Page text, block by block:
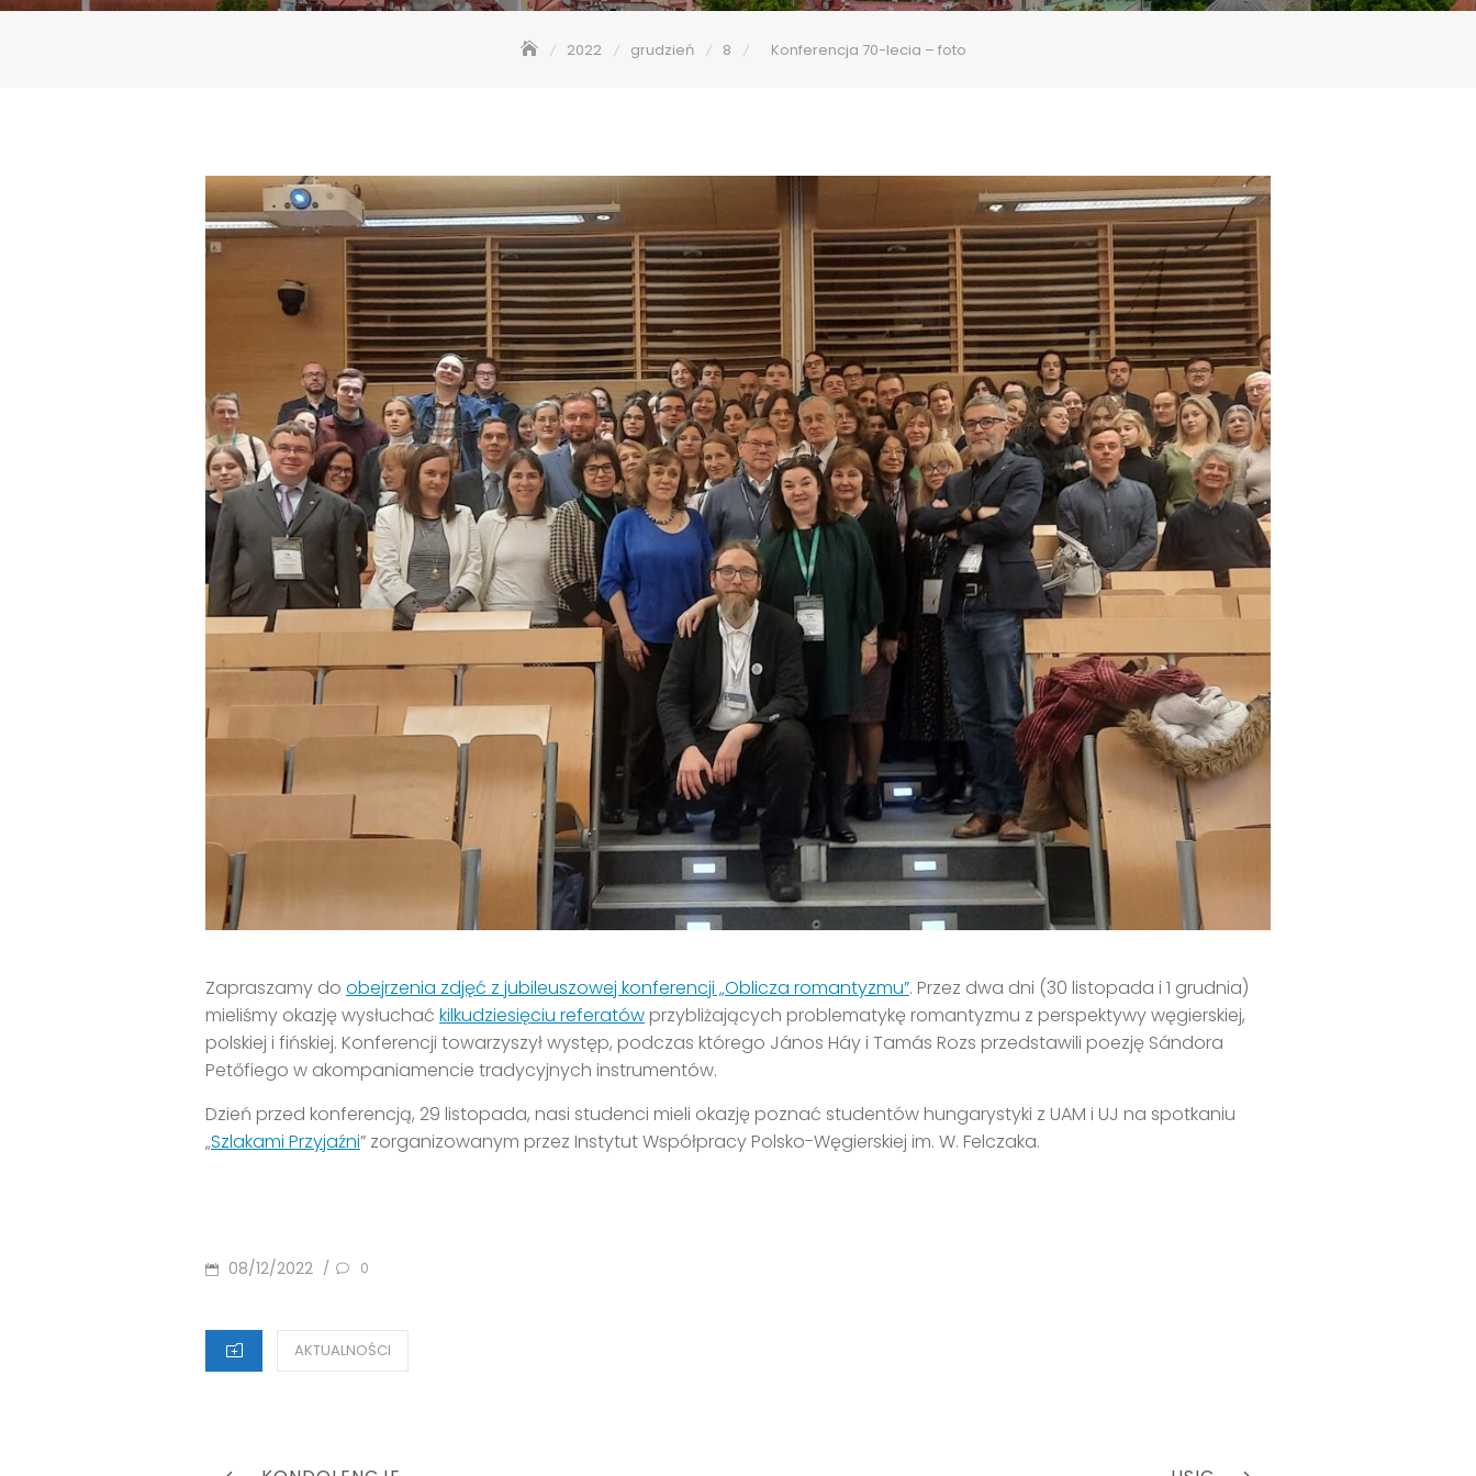
2022 grudzień 8 Konferencja 70-lecia – foto
Zapraszamy do obejrzenia zdjęć z jubileuszowej konferencji „Oblicza romantyzmu”. Przez dwa dni (30 listopada i 1 grudnia)
mieliśmy okazję wysłuchać kilkudziesięciu referatów przybliżających problematykę romantyzmu z perspektywy węgierskiej,
polskiej i fińskiej. Konferencji towarzyszył występ, podczas którego János Háy i Tamás Rozs przedstawili poezję Sándora
Petőfiego w akompaniamencie tradycyjnych instrumentów.
Dzień przed konferencją, 29 listopada, nasi studenci mieli okazję poznać studentów hungarystyki z UAM i UJ na spotkaniu
„Szlakami Przyjaźni” zorganizowanym przez Instytut Współpracy Polsko-Węgierskiej im. W. Felczaka.
POSTED
08/12/2022 / 0
CATEGORIES
AKTUALNOŚCI
Nawigacja